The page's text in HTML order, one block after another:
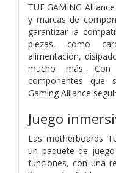
TUF GAMING
y marcas de
garantizar la
piezas, como
alimentación,
mucho más.
componentes que
Gaming Alliance
Juego
Las motherboards
un paquete de
funciones, con una